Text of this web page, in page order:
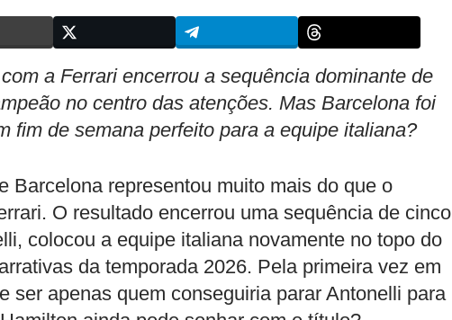
a Ferrari encerrou a sequência dominante de
no centro das atenções. Mas Barcelona foi
fim de semana perfeito para a equipe italiana?
Barcelona representou muito mais do que o
O resultado encerrou uma sequência de cinco
colocou a equipe italiana novamente no topo do
da temporada 2026. Pela primeira vez em
ser apenas quem conseguiria parar Antonelli para